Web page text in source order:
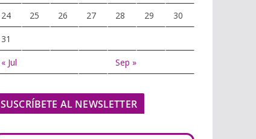
24 25 26 27 28 29 30
31
« Jul Sep »
SUSCRÍBETE AL NEWSLETTER